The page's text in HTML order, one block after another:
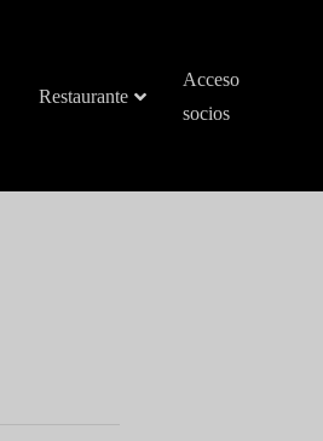
Restaurante
Acceso
socios